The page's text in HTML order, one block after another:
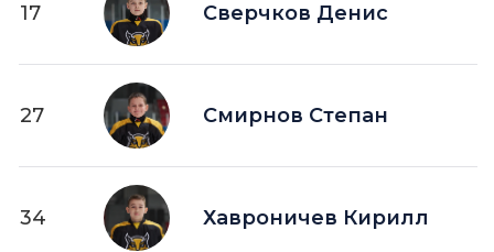
17 Сверчков Денис
27 Смирнов Степан
34 Хавроничев Кирилл